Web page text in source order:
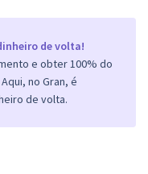
de volta!
e obter 100% do
no Gran, é
de volta.